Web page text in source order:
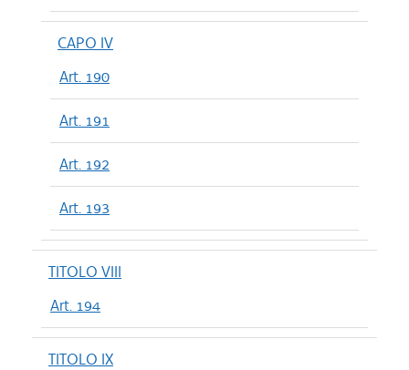
CAPO IV
Art. 190
Art. 191
Art. 192
Art. 193
TITOLO VIII
Art. 194
TITOLO IX